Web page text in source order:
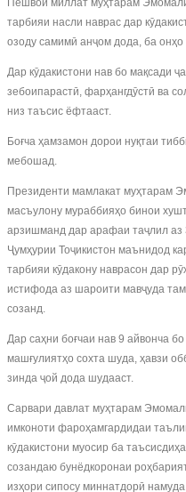
Пешвои миллат муҳтарам
тарбияи насли наврас дар
озоду самимӣ анҷом дода, ба
Дар кӯдакистони нав бо мақсади
зебоипарастӣ, фарҳангдӯстӣ ва
низ таъсис ёфтааст.
Боғча ҳамзамон дорои нуқтаи
мебошад.
Президенти мамлакат муҳтарам
масъулону мураббияҳо бинои
арзишманд дар арафаи таҷлил аз
Ҷумҳурии Тоҷикистон маънидод
тарбияи кӯдакону наврасон дар
истифода аз шароити мавҷуда
созанд.
Дар саҳни боғчаи нав 9 айвонча
машғулиятҳо сохта шуда, ҳавзи
зинда ҷой дода шудааст.
Сарвари давлат муҳтарам
имконоти фароҳамгардидаи
кӯдакистони муосир ба
созандаю бунёдкоронаи
изҳори сипосу миннатдорӣ